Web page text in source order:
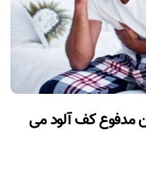
مدفوع کف آلود می